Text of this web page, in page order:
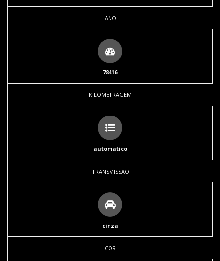
ANO
78416
KILOMETRAGEM
automatico
TRANSMISSÃO
cinza
COR